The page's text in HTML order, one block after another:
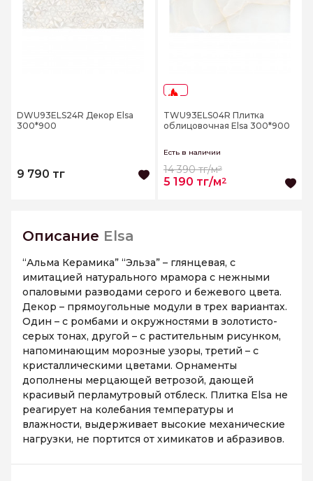
DWU93ELS24R Декор Elsa
300*900
9 790 тг
TWU93ELS04R Плитка
облицовочная Elsa 300*900
Есть в наличии
5 190 тг/м2
14 390 тг/м2
Описание Elsa
“Альма Керамика” “Эльза” – глянцевая, с
имитацией натурального мрамора с нежными
опаловыми разводами серого и бежевого цвета.
Декор – прямоугольные модули в трех вариантах.
Один – с ромбами и окружностями в золотисто-
серых тонах, другой – с растительным рисунком,
напоминающим морозные узоры, третий – с
кристаллическими цветами. Орнаменты
дополнены мерцающей ветрозой, дающей
красивый перламутровый отблеск. Плитка Elsa не
реагирует на колебания температуры и
влажности, выдерживает высокие механические
нагрузки, не портится от химикатов и абразивов.